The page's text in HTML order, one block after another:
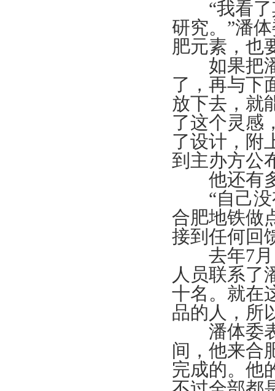
“我看了
研究。”潘
肥元素，也
如果把潘
了，再与下
放下去，就
了这个灵感
了设计，附
到主办方公
他还有多
“自己没
合肥地铁做
接到任何回
去年7月
人员联系了
十名。就在
品的人，所
潘体委表
间，他来合
完成的。他